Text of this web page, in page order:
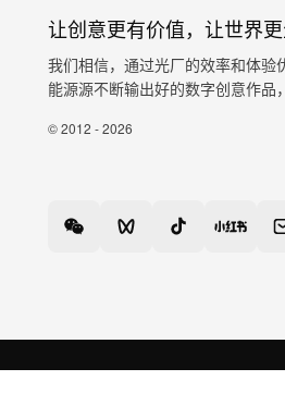
让创意更有价值，让世界
我们相信，通过光厂的效率和体验
能源源不断输出好的数字创意作品
© 2012 - 2026